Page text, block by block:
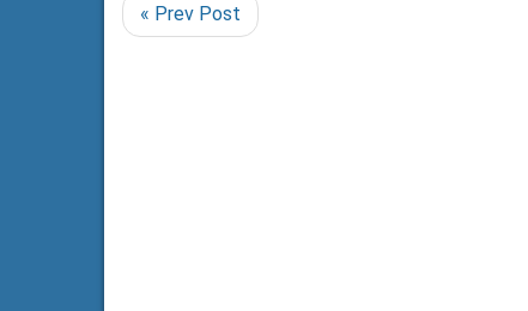
« Prev Post